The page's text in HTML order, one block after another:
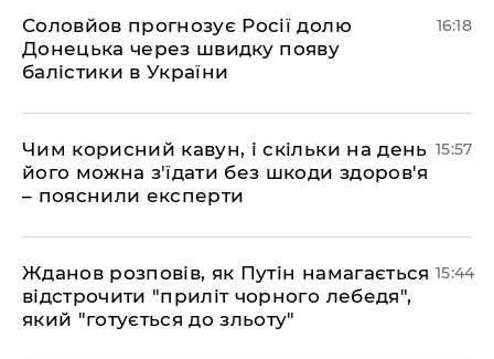
Соловйов прогнозує Росії долю
Донецька через швидку появу
балістики в України
16:18
Чим корисний кавун, і скільки на день
його можна з'їдати без шкоди здоров'я
– пояснили експерти
15:57
Жданов розповів, як Путін намагається
відстрочити "приліт чорного лебедя",
який "готується до зльоту"
15:44